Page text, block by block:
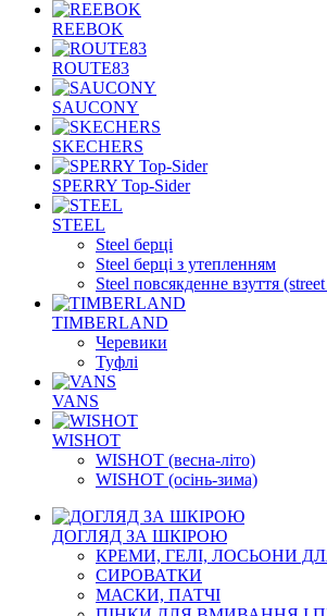
REEBOK
ROUTE83
SAUCONY
SKECHERS
SPERRY Top-Sider
STEEL
Steel берці
Steel берці з утепленням
Steel повсякденне взуття
TIMBERLAND
Черевики
Туфлі
VANS
WISHOT
WISHOT (весна-літо)
WISHOT (осінь-зима)
ДОГЛЯД ЗА ШКІРОЮ
КРЕМИ, ГЕЛІ, ЛОСЬОНИ
СИРОВАТКИ
МАСКИ, ПАТЧІ